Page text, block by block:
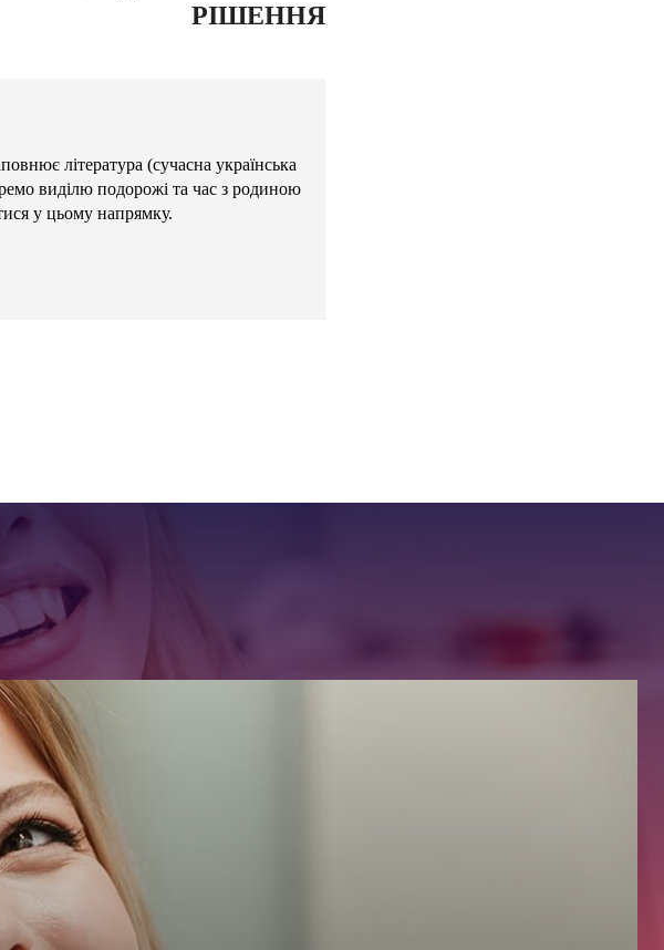
РІШЕННЯ
література (сучасна українська
виділю подорожі та час з родиною
у цьому напрямку.